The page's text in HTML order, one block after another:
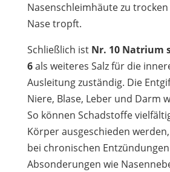
Nasenschleimhäute zu
Nase tropft.
Schließlich ist Nr. 10 Natrium
6als weiteres Salz für die
Ausleitung zuständig. Die
Niere, Blase, Leber und Darm
So können Schadstoffe
Körper ausgeschieden
bei chronischen
Absonderungen wie